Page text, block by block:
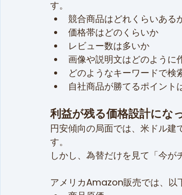
す。
競合商品はどれくらいある
価格帯はどのくらいか
レビュー数は多いか
画像や説明文はどのように
どのようなキーワードで検
自社商品が勝てるポイント
利益が残る価格設計にな
円安傾向の局面では、米ドル建
す。
しかし、為替だけを見て「今が
アメリカAmazon販売では、以